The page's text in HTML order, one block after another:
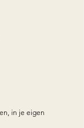
in je eigen